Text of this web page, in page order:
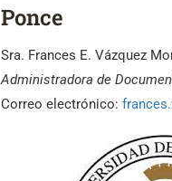
Ponce
Sra. Frances E. Vázquez
Administradora de
Correo electrónico: